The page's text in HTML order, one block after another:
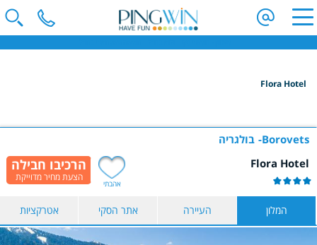
הקלידו שם מדינה ובחרו יעד
בחרו תאריך
כמות נוסעים
2 נוסעים
הצג תוצאות
Flora Hotel
Borovets
Flora Hotel
בולגריה
המלון העיירה אתר הסקי אטרקציות
אהבתי